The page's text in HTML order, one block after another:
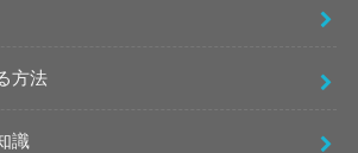
方法
識